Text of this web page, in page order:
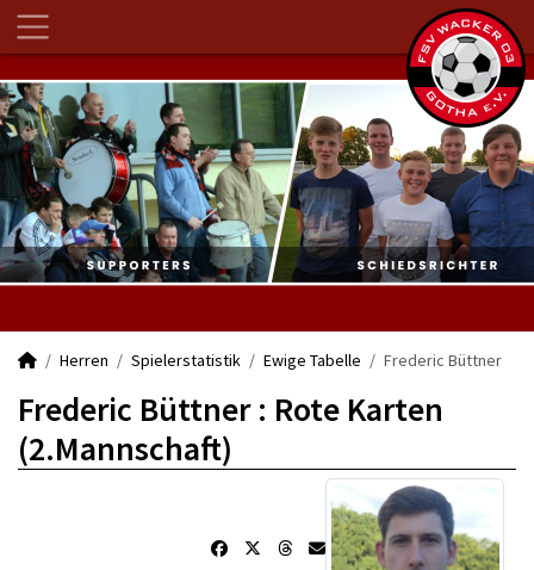
Herren Spielerstatistik Ewige Tabelle Frederic Büttner
Frederic Büttner : Rote Karten
(2.Mannschaft)